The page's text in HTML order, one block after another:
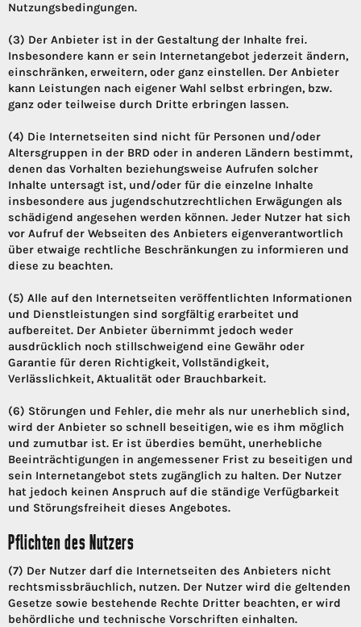
Nutzungsbedingungen.
(3) Der Anbieter ist in der Gestaltung der Inhalte frei.
Insbesondere kann er sein Internetangebot jederzeit ändern,
einschränken, erweitern, oder ganz einstellen. Der Anbieter
kann Leistungen nach eigener Wahl selbst erbringen, bzw.
ganz oder teilweise durch Dritte erbringen lassen.
(4) Die Internetseiten sind nicht für Personen und/oder
Altersgruppen in der BRD oder in anderen Ländern bestimmt,
denen das Vorhalten beziehungsweise Aufrufen solcher
Inhalte untersagt ist, und/oder für die einzelne Inhalte
insbesondere aus jugendschutzrechtlichen Erwägungen als
schädigend angesehen werden können. Jeder Nutzer hat sich
vor Aufruf der Webseiten des Anbieters eigenverantwortlich
über etwaige rechtliche Beschränkungen zu informieren und
diese zu beachten.
(5) Alle auf den Internetseiten veröffentlichten Informationen
und Dienstleistungen sind sorgfältig erarbeitet und
aufbereitet. Der Anbieter übernimmt jedoch weder
ausdrücklich noch stillschweigend eine Gewähr oder
Garantie für deren Richtigkeit, Vollständigkeit,
Verlässlichkeit, Aktualität oder Brauchbarkeit.
(6) Störungen und Fehler, die mehr als nur unerheblich sind,
wird der Anbieter so schnell beseitigen, wie es ihm möglich
und zumutbar ist. Er ist überdies bemüht, unerhebliche
Beeinträchtigungen in angemessener Frist zu beseitigen und
sein Internetangebot stets zugänglich zu halten. Der Nutzer
hat jedoch keinen Anspruch auf die ständige Verfügbarkeit
und Störungsfreiheit dieses Angebotes.
Pflichten des Nutzers
(7) Der Nutzer darf die Internetseiten des Anbieters nicht
rechtsmissbräuchlich, nutzen. Der Nutzer wird die geltenden
Gesetze sowie bestehende Rechte Dritter beachten, er wird
behördliche und technische Vorschriften einhalten.